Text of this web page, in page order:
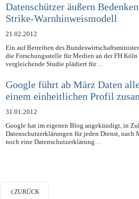
Datenschützer äußern Bedenken
Strike-Warnhinweismodell
21.02.2012
Ein auf Betreiben des
die Forschungsstelle für Medien an der FH Köln
Google führt ab März Daten
einem einheitlichen Profil
31.01.2012
Google hat im eigenen Blog angekündigt, in
Datenschutzerklärungen für jeden Dienst, nach